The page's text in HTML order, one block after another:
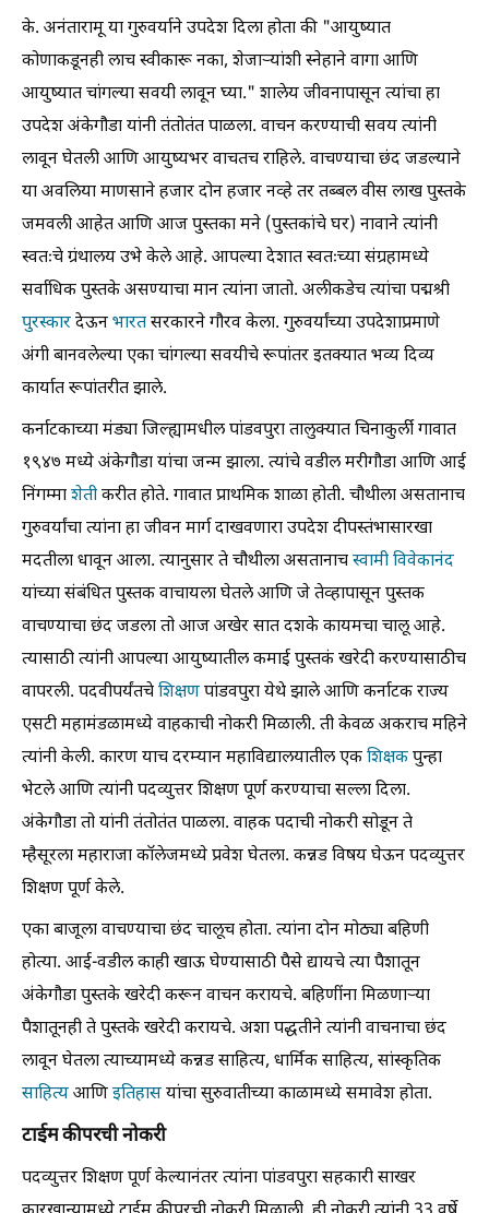
के. अनंतारामू या गुरुवर्याने उपदेश दिला होता की "आयुष्यात
कोणाकडूनही लाच स्वीकारू नका, शेजाऱ्यांशी स्नेहाने वागा आणि
आयुष्यात चांगल्या सवयी लावून घ्या." शालेय जीवनापासून त्यांचा हा
उपदेश अंकेगौडा यांनी तंतोतंत पाळला. वाचन करण्याची सवय त्यांनी
लावून घेतली आणि आयुष्यभर वाचतच राहिले. वाचण्याचा छंद जडल्याने
या अवलिया माणसाने हजार दोन हजार नव्हे तर तब्बल वीस लाख पुस्तके
जमवली आहेत आणि आज पुस्तका मने (पुस्तकांचे घर) नावाने त्यांनी
स्वतःचे ग्रंथालय उभे केले आहे. आपल्या देशात स्वतःच्या संग्रहामध्ये
सर्वाधिक पुस्तके असण्याचा मान त्यांना जातो. अलीकडेच त्यांचा पद्मश्री
पुरस्कारदेऊनभारतसरकारने गौरव केला. गुरुवर्यांच्या उपदेशाप्रमाणे
अंगी बानवलेल्या एका चांगल्या सवयीचे रूपांतर इतक्यात भव्य दिव्य
कार्यात रूपांतरीत झाले.
कर्नाटकाच्या मंड्या जिल्ह्यामधील पांडवपुरा तालुक्यात चिनाकुर्ली गावात
१९४७ मध्ये अंकेगौडा यांचा जन्म झाला. त्यांचे वडील मरीगौडा आणि आई
निंगम्माशेतीकरीत होते. गावात प्राथमिक शाळा होती. चौथीला असतानाच
गुरुवर्यांचा त्यांना हा जीवन मार्ग दाखवणारा उपदेश दीपस्तंभासारखा
मदतीला धावून आला. त्यानुसार ते चौथीला असतानाचस्वामी विवेकानंद
यांच्या संबंधित पुस्तक वाचायला घेतले आणि जे तेव्हापासून पुस्तक
वाचण्याचा छंद जडला तो आज अखेर सात दशके कायमचा चालू आहे.
त्यासाठी त्यांनी आपल्या आयुष्यातील कमाई पुस्तकं खरेदी करण्यासाठीच
वापरली. पदवीपर्यंतचेशिक्षणपांडवपुरा येथे झाले आणि कर्नाटक राज्य
एसटी महामंडळामध्ये वाहकाची नोकरी मिळाली. ती केवळ अकराच महिने
त्यांनी केली. कारण याच दरम्यान महाविद्यालयातील एकशिक्षकपुन्हा
भेटले आणि त्यांनी पदव्युत्तर शिक्षण पूर्ण करण्याचा सल्ला दिला.
अंकेगौडा तो यांनी तंतोतंत पाळला. वाहक पदाची नोकरी सोडून ते
म्हैसूरला महाराजा कॉलेजमध्ये प्रवेश घेतला. कन्नड विषय घेऊन पदव्युत्तर
शिक्षण पूर्ण केले.
एका बाजूला वाचण्याचा छंद चालूच होता. त्यांना दोन मोठ्या बहिणी
होत्या. आई-वडील काही खाऊ घेण्यासाठी पैसे द्यायचे त्या पैशातून
अंकेगौडा पुस्तके खरेदी करून वाचन करायचे. बहिणींना मिळणाऱ्या
पैशातूनही ते पुस्तके खरेदी करायचे. अशा पद्धतीने त्यांनी वाचनाचा छंद
लावून घेतला त्याच्यामध्ये कन्नड साहित्य, धार्मिक साहित्य, सांस्कृतिक
साहित्यआणिइतिहासयांचा सुरुवातीच्या काळामध्ये समावेश होता.
टाईम कीपरची नोकरी
पदव्युत्तर शिक्षण पूर्ण केल्यानंतर त्यांना पांडवपुरा सहकारी साखर